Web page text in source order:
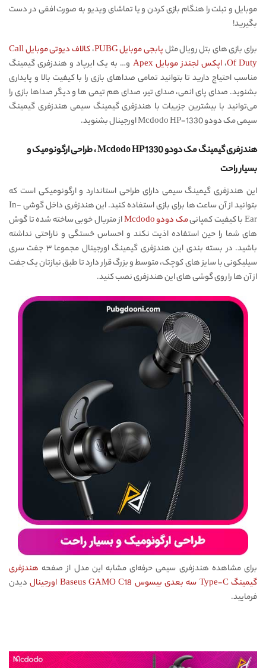
موبایل و تبلت را هنگام بازی کردن و یا تماشای ویدیو به صورت افقی در دست
بگیرید!
برای بازی های بتل رویال مثلپابجی موبایل PUBG ،
کالاف دیوتی موبایل Call
Of Duty،اپکس لجندز موبایل Apex
و… به یک ایرپاد و هندزفری گیمینگ
مناسب احتیاج دارید تا بتوانید تمامی صداهای بازی را با کیفیت بالا و پایداری
بشنوید. صدای پای انمی، صدای تیر، صدای هم تیمی ها و دیگر صداها بازی را
می‌توانید با بیشترین جزییات با هندزفری گیمینگ سیمی هندزفری گیمینگ
سیمی مک دودو Mcdodo HP-1330 اورجینال بشنوید.
هندزفری گیمینگ مک دودو Mcdodo HP1330 ، طراحی ارگونومیک و
بسیار راحت
این هندزفری گیمینگ سیمی دارای طراحی استاندارد و ارگونومیکی است که
بتوانید از آن ساعت ها برای بازی استفاده کنید. این هندزفری داخل گوشی In-
Ear با کیفیت کمپانی
مک دودو Mcdodo
از متریال خوبی ساخته شده تا گوش
های شما را حین استفاده اذیت نکند و احساس خستگی و ناراحتی نداشته
باشید. در بسته بندی این هندزفری گیمینگ اورجینال مجموعا ۳ جفت سری
سیلیکونی با سایز های کوچک، متوسط و بزرگ قرار دارد تا طبق نیازتان یک جفت
از آن ها را روی گوشی های این هندزفری نصب کنید.
برای مشاهده هندزفری سیمی حرفه‌ای مشابه این مدل از صفحه هندزفری
گیمینگ Type-C سه بعدی بیسوس Baseus GAMO C18 اورجینال
دیدن
فرمایید.